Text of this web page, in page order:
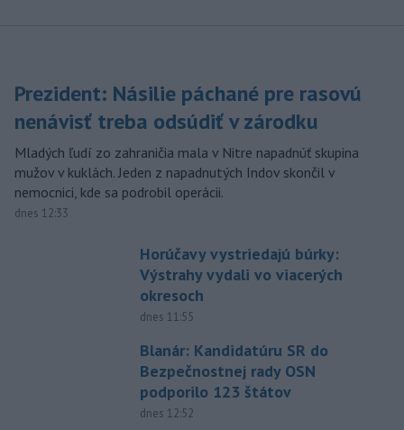
Prezident: Násilie páchané pre rasovú
nenávisť treba odsúdiť v zárodku
Mladých ľudí zo zahraničia mala v Nitre napadnúť skupina
mužov v kuklách. Jeden z napadnutých Indov skončil v
nemocnici, kde sa podrobil operácii.
dnes 12:33
Horúčavy vystriedajú búrky:
Výstrahy vydali vo viacerých
okresoch
dnes 11:55
Blanár: Kandidatúru SR do
Bezpečnostnej rady OSN
podporilo 123 štátov
dnes 12:52